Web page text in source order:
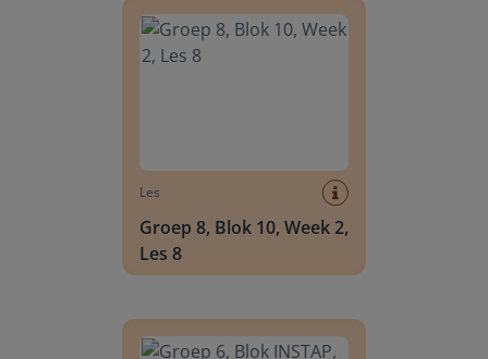
Les
Groep 8, Blok 10, Week 2,
Les 8